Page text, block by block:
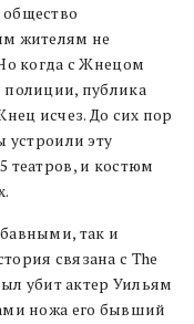
жителям не
когда с Жнецом
полиции, публика
исчез. До сих пор
устроили эту
театров, и костюм
так и
связана с The
убит актер Уильям
ножа его бывший